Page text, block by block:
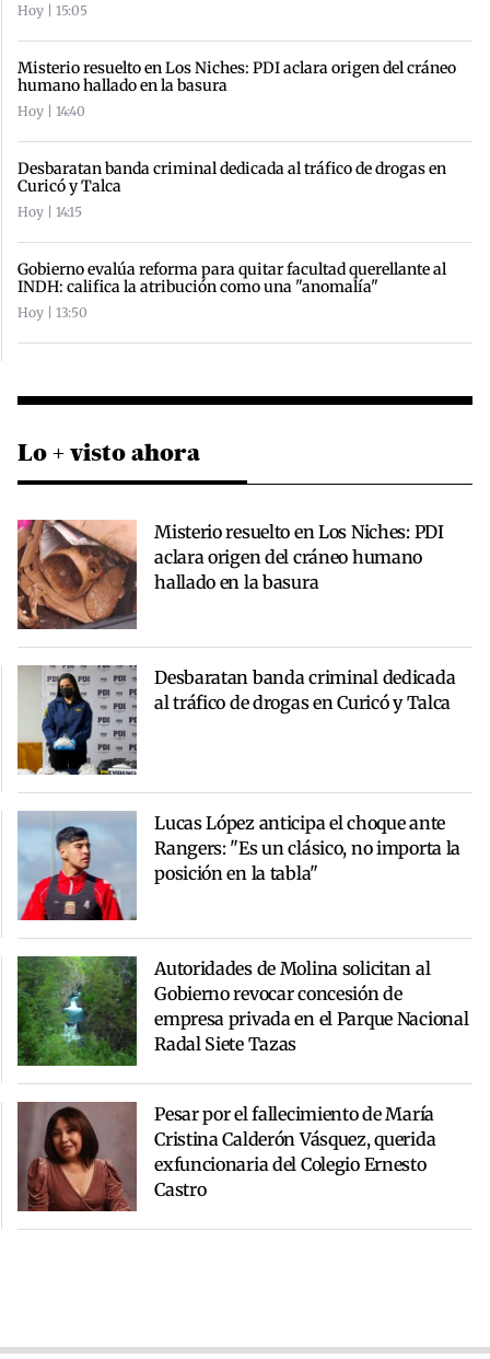
Hoy | 15:05
Misterio resuelto en Los Niches: PDI aclara origen del cráneo
humano hallado en la basura
Hoy | 14:40
Desbaratan banda criminal dedicada al tráfico de drogas en
Curicó y Talca
Hoy | 14:15
Gobierno evalúa reforma para quitar facultad querellante al
INDH: califica la atribución como una "anomalía"
Hoy | 13:50
Lo + visto ahora
Misterio resuelto en Los Niches: PDI
aclara origen del cráneo humano
hallado en la basura
Desbaratan banda criminal dedicada
al tráfico de drogas en Curicó y Talca
Lucas López anticipa el choque ante
Rangers: "Es un clásico, no importa la
posición en la tabla"
Autoridades de Molina solicitan al
Gobierno revocar concesión de
empresa privada en el Parque Nacional
Radal Siete Tazas
Pesar por el fallecimiento de María
Cristina Calderón Vásquez, querida
exfuncionaria del Colegio Ernesto
Castro